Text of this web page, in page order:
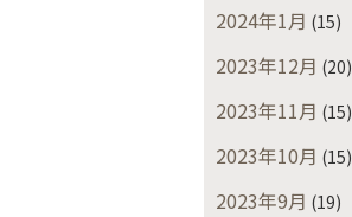
2024年1月 (15)
2023年12月 (20)
2023年11月 (15)
2023年10月 (15)
2023年9月 (19)